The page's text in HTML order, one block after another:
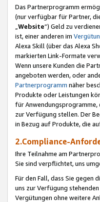
Das Partnerprogramm
(nur verfügbar für Partner,
Website“) Geld zu
ist, einer anderen im
Alexa Skill (über das Alexa
markierten Link-Formate
Wenn unsere Kunden die
angeboten werden, oder
Partnerprogramm näher
Produkte oder Leistungen
für Anwendungsprogramme,
zur Verfügung stellen. Der
in Bezug auf Produkte, die
2.Compliance-
Ihre Teilnahme am
Sie sind verpflichtet, uns
Für den Fall, dass Sie gegen
uns zur Verfügung
Vergütungen ohne weitere